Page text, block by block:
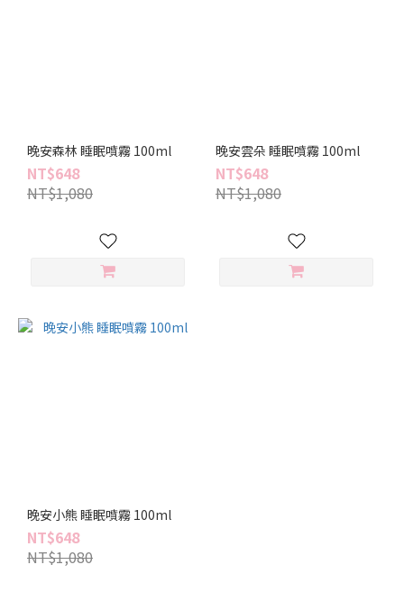
晚安森林 睡眠噴霧 100ml
NT$648
NT$1,080
晚安雲朵 睡眠噴霧 100ml
NT$648
NT$1,080
晚安小熊 睡眠噴霧 100ml
NT$648
NT$1,080